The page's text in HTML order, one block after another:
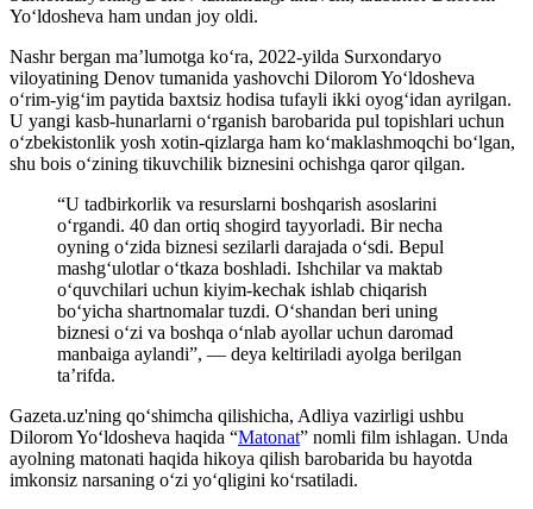
Yo‘ldosheva ham undan joy oldi.
Nashr bergan ma’lumotga ko‘ra, 2022-yilda Surxondaryo
viloyatining Denov tumanida yashovchi Dilorom Yo‘ldosheva
o‘rim-yig‘im paytida baxtsiz hodisa tufayli ikki oyog‘idan ayrilgan.
U yangi kasb-hunarlarni o‘rganish barobarida pul topishlari uchun
o‘zbekistonlik yosh xotin-qizlarga ham ko‘maklashmoqchi bo‘lgan,
shu bois o‘zining tikuvchilik biznesini ochishga qaror qilgan.
“U tadbirkorlik va resurslarni boshqarish asoslarini
o‘rgandi. 40 dan ortiq shogird tayyorladi. Bir necha
oyning o‘zida biznesi sezilarli darajada o‘sdi. Bepul
mashg‘ulotlar o‘tkaza boshladi. Ishchilar va maktab
o‘quvchilari uchun kiyim-kechak ishlab chiqarish
bo‘yicha shartnomalar tuzdi. O‘shandan beri uning
biznesi o‘zi va boshqa o‘nlab ayollar uchun daromad
manbaiga aylandi”, — deya keltiriladi ayolga berilgan
ta’rifda.
Gazeta.uz'ning qoʻshimcha qilishicha, Adliya vazirligi ushbu
Dilorom Yo‘ldosheva haqida “Matonat” nomli film ishlagan. Unda
ayolning matonati haqida hikoya qilish barobarida bu hayotda
imkonsiz narsaning o‘zi yo‘qligini ko‘rsatiladi.